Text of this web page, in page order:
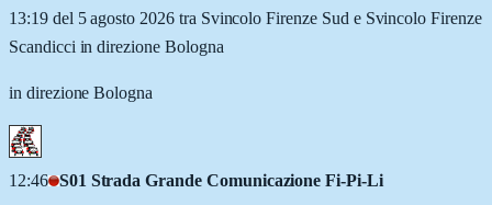
13:19 del 5 agosto 2026 tra Svincolo Firenze Sud e Svincolo Firenze
Scandicci in direzione Bologna
in direzione Bologna
12:46 S01 Strada Grande Comunicazione Fi-Pi-Li